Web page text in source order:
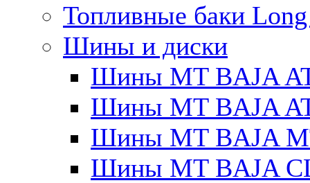
Топливные баки
Шины и диски
Шины MT BAJA
Шины MT BAJA
Шины MT BAJA
Шины MT BAJA